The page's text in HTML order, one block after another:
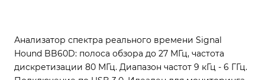
Анализатор спектра реального времени Signal
Hound BB60D: полоса обзора до 27 МГц, частота
дискретизации 80 МГц. Диапазон частот 9 кГц - 6 ГГц.